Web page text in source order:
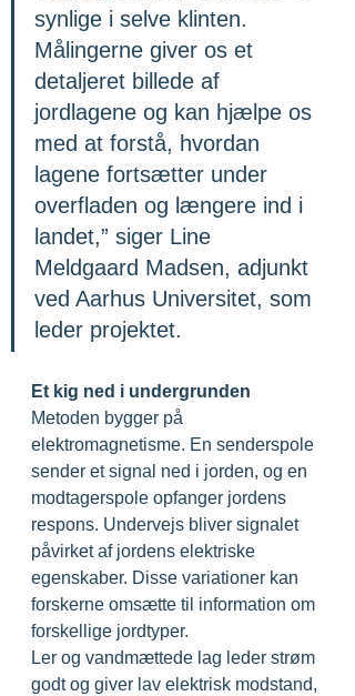
synlige i selve klinten.
Målingerne giver os et
detaljeret billede af
jordlagene og kan hjælpe os
med at forstå, hvordan
lagene fortsætter under
overfladen og længere ind i
landet,” siger Line
Meldgaard Madsen, adjunkt
ved Aarhus Universitet, som
leder projektet.
Et kig ned i undergrunden
Metoden bygger på
elektromagnetisme. En senderspole
sender et signal ned i jorden, og en
modtagerspole opfanger jordens
respons. Undervejs bliver signalet
påvirket af jordens elektriske
egenskaber. Disse variationer kan
forskerne omsætte til information om
forskellige jordtyper.
Ler og vandmættede lag leder strøm
godt og giver lav elektrisk modstand,